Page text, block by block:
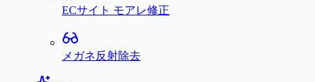
ECサイト モアレ修正
メガネ反射除去